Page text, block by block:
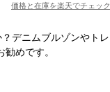
価格と在庫を楽天でチェック
デニムブルゾンやトレ
めです。